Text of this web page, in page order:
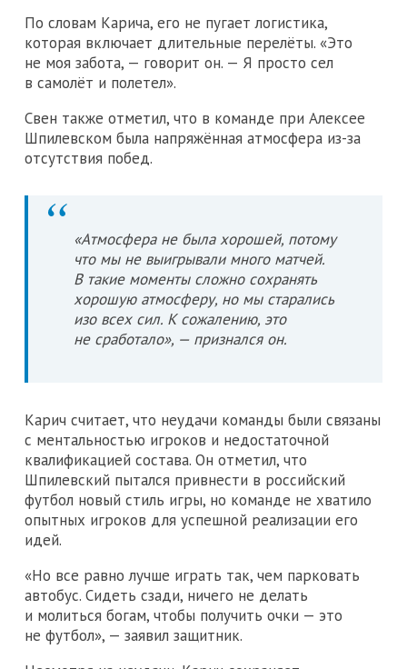
По словам Карича, его не пугает логистика,
которая включает длительные перелёты. «Это
не моя забота, — говорит он. — Я просто сел
в самолёт и полетел».
Свен также отметил, что в команде при Алексее
Шпилевском была напряжённая атмосфера из-за
отсутствия побед.
«Атмосфера не была хорошей, потому
что мы не выигрывали много матчей.
В такие моменты сложно сохранять
хорошую атмосферу, но мы старались
изо всех сил. К сожалению, это
не сработало», — признался он.
Карич считает, что неудачи команды были связаны
с ментальностью игроков и недостаточной
квалификацией состава. Он отметил, что
Шпилевский пытался привнести в российский
футбол новый стиль игры, но команде не хватило
опытных игроков для успешной реализации его
идей.
«Но все равно лучше играть так, чем парковать
автобус. Сидеть сзади, ничего не делать
и молиться богам, чтобы получить очки — это
не футбол», — заявил защитник.